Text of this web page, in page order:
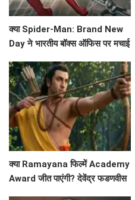
क्या Spider-Man: Brand New
Day ने भारतीय बॉक्स ऑफिस पर मचाई
क्या Ramayana फिल्में Academy
Award जीत पाएंगी? देवेंद्र फडणवीस